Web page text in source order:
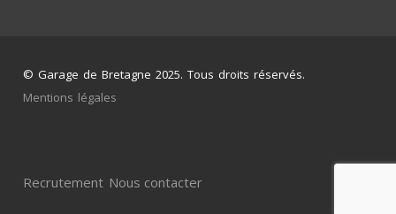
© Garage de Bretagne 2025. Tous droits réservés.
Mentions légales
Recrutement Nous contacter